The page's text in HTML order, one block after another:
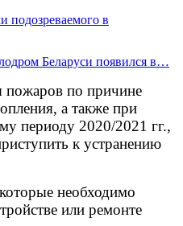
подозреваемого в
Беларуси появился в…
пожаров по причине
а также при
периоду 2020/2021 гг.,
к устранению
необходимо
или ремонте